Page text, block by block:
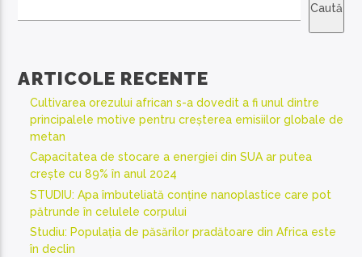
Caută
ARTICOLE RECENTE
Cultivarea orezului african s-a dovedit a fi unul dintre
principalele motive pentru creșterea emisiilor globale de
metan
Capacitatea de stocare a energiei din SUA ar putea
crește cu 89% în anul 2024
STUDIU: Apa îmbuteliată conține nanoplastice care pot
pătrunde în celulele corpului
Studiu: Populația de păsărilor pradătoare din Africa este
în declin